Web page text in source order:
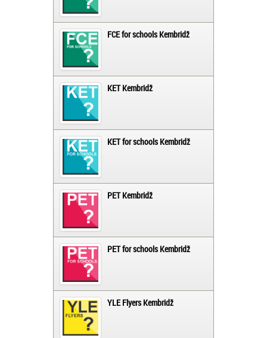
FCE for schools Kembridž
KET Kembridž
KET for schools Kembridž
PET Kembridž
PET for schools Kembridž
YLE Flyers Kembridž